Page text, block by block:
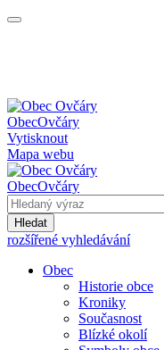
ObecOvčáry
Vytisknout
Mapa webu
ObecOvčáry
Hledat
rozšířené vyhledávání
Obec
Historie obce
Kroniky
Současnost
Blízké okolí